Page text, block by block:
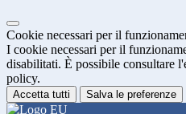
Cookie necessari per il
I cookie necessari per il
disabilitati. È possibile consultare
policy.
Accetta tutti Salva le preferenze